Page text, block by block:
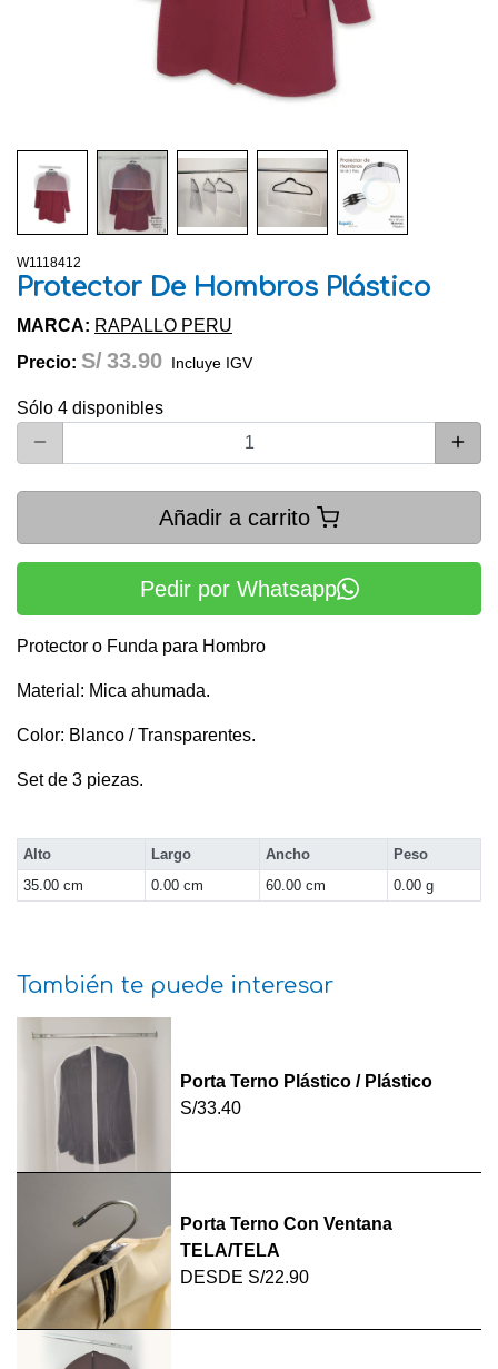
W1118412
Protector De Hombros Plástico
MARCA: RAPALLO PERU
Precio: S/33.90 Incluye IGV
Sólo 4 disponibles
Añadir a carrito
Pedir por Whatsapp
Protector o Funda para Hombro
Material: Mica ahumada.
Color: Blanco / Transparentes.
Set de 3 piezas.
Alto Largo Ancho
Peso
35.00 cm
0.00 cm 60.00 cm 0.00 g
También te puede interesar
Porta Terno Plástico / Plástico
S/33.40
Porta Terno Con Ventana
TELA/TELA
DESDE S/22.90